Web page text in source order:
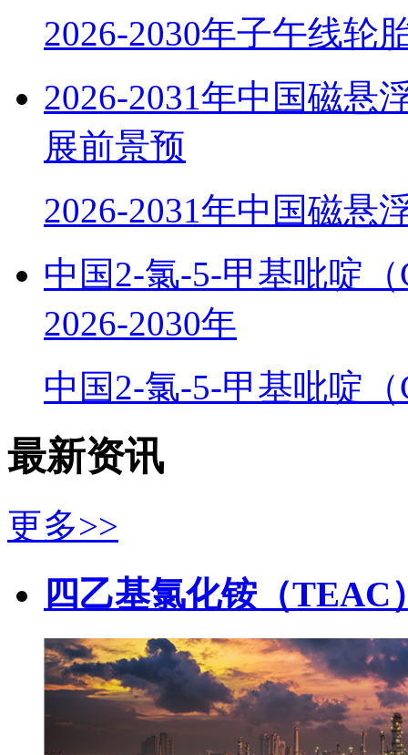
2026-2030年子午线轮
2026-2031年中国磁悬
展前景预
2026-2031年中国磁悬
中国2-氯-5-甲基吡啶
2026-2030年
中国2-氯-5-甲基吡啶
最新资讯
更多>>
四乙基氯化铵（